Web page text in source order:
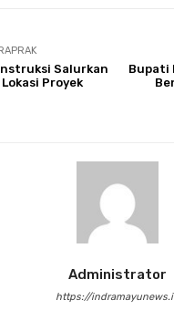
Salurkan
Proyek
Bupati
Administrator
https://